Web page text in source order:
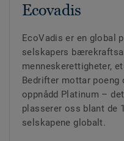
Ecovadis
EcoVadis er en global
selskapers
menneskerettigheter,
Bedrifter mottar poeng
oppnådd Platinum –
plasserer oss blant de
selskapene globalt.